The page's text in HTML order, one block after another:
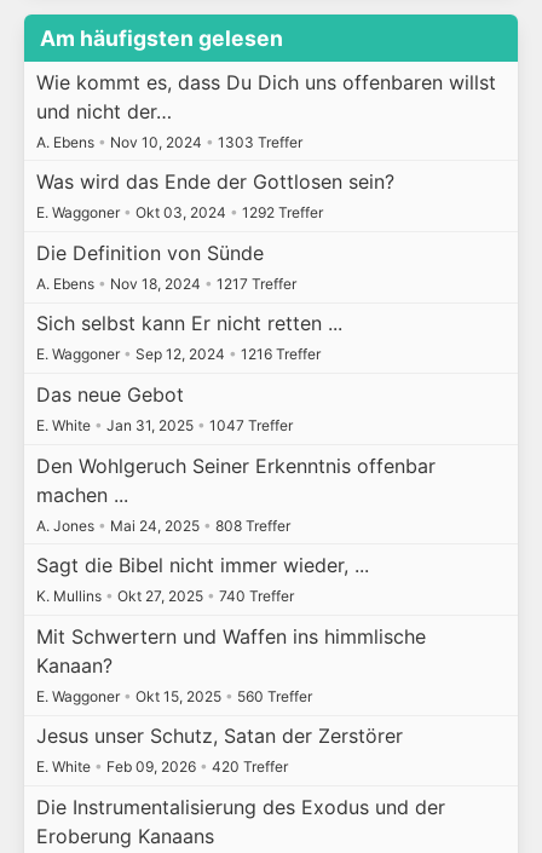
Am häufigsten gelesen
Wie kommt es, dass Du Dich uns offenbaren willst
und nicht der…
A. Ebens • Nov 10, 2024 • 1303 Treffer
Was wird das Ende der Gottlosen sein?
E. Waggoner • Okt 03, 2024 • 1292 Treffer
Die Definition von Sünde
A. Ebens • Nov 18, 2024 • 1217 Treffer
Sich selbst kann Er nicht retten ...
E. Waggoner • Sep 12, 2024 • 1216 Treffer
Das neue Gebot
E. White • Jan 31, 2025 • 1047 Treffer
Den Wohlgeruch Seiner Erkenntnis offenbar
machen ...
A. Jones • Mai 24, 2025 • 808 Treffer
Sagt die Bibel nicht immer wieder, ...
K. Mullins • Okt 27, 2025 • 740 Treffer
Mit Schwertern und Waffen ins himmlische
Kanaan?
E. Waggoner • Okt 15, 2025 • 560 Treffer
Jesus unser Schutz, Satan der Zerstörer
E. White • Feb 09, 2026 • 420 Treffer
Die Instrumentalisierung des Exodus und der
Eroberung Kanaans